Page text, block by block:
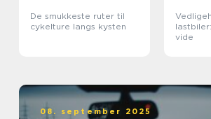
De smukkeste ruter til
cykelture langs kysten
vide
08. september 2025